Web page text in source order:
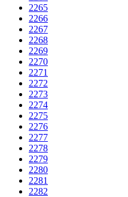
2265
2266
2267
2268
2269
2270
2271
2272
2273
2274
2275
2276
2277
2278
2279
2280
2281
2282